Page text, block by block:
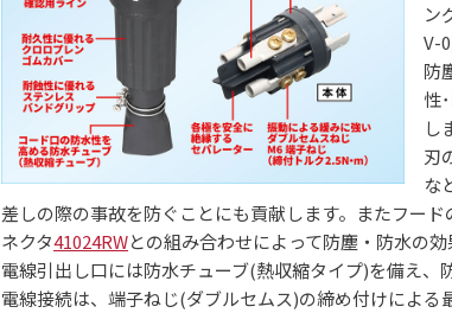
ン
V-
防
性
し
刃
な
差しの際の事故を防ぐことにも貢献します。またフー
ネクタ41024RWとの組み合わせによって防塵・防水の効
電線引出し口には防水チューブ(熱収縮タイプ)を備え、
電線接続は、端子ねじ(ダブルセムス)の締め付けによる